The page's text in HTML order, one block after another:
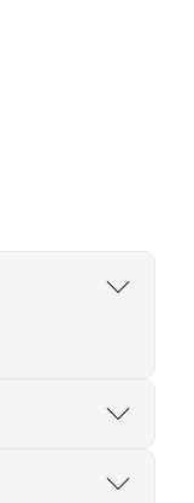
Άνοιξε
Άνοιξε
Άνοιξε